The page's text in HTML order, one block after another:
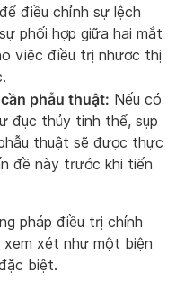
điều chỉnh sự lệch
phối hợp giữa hai mắt
việc điều trị nhược thị
phẫu thuật: Nếu có
đục thủy tinh thể, sụp
thuật sẽ được thực
đề này trước khi tiến
pháp điều trị chính
xét như một biện
biệt.